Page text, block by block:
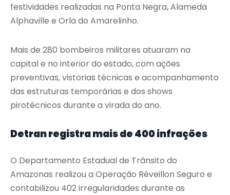
festividades realizadas na Ponta Negra, Alameda
Alphaville e Orla do Amarelinho.
Mais de 280 bombeiros militares atuaram na
capital e no interior do estado, com ações
preventivas, vistorias técnicas e acompanhamento
das estruturas temporárias e dos shows
pirotécnicos durante a virada do ano.
Detran registra mais de 400 infrações
O Departamento Estadual de Trânsito do
Amazonas realizou a Operação Réveillon Seguro e
contabilizou 402 irregularidades durante as